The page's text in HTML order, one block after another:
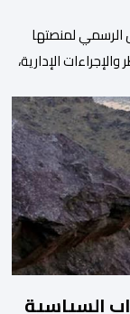
الرسمي لمنصتها
الإدارية،
بلاغ للهيئة أن
إلى التحديث
السياسية